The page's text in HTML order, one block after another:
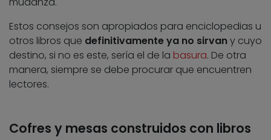
Estos consejos son apropiados para enciclopedias u
otros libros que definitivamente ya no sirvany cuyo
destino, si no es este, sería el de la basura. De otra
manera, siempre se debe procurar que encuentren
lectores.
Cofres y mesas construidos con libros